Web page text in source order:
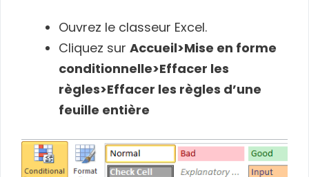
Ouvrez le classeur Excel.
Cliquez sur Accueil>Mise en forme
conditionnelle>Effacer les
règles>Effacer les règles d’une
feuille entière